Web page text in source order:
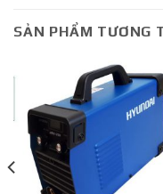
SẢN PHẨM TƯƠNG